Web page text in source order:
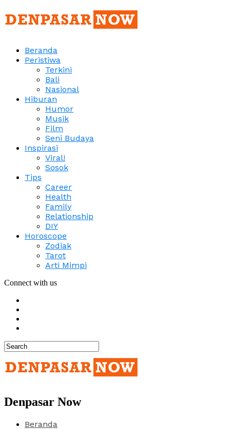
Beranda
Peristiwa
Terkini
Bali
Nasional
Hiburan
Humor
Musik
Film
Seni Budaya
Inspirasi
Viral!
Sosok
Tips
Career
Health
Family
Relationship
DIY
Horoscope
Zodiak
Tarot
Arti Mimpi
Connect with us
Denpasar Now
Beranda